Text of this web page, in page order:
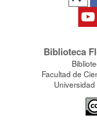
Biblioteca
Facultad de